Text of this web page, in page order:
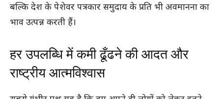
बल्कि देश के पेशेवर पत्रकार समुदाय के प्रति भी अवमानना का
भाव उत्पन्न करती हैं।
हर उपलब्धि में कमी ढूँढने की आदत और
राष्ट्रीय आत्मविश्वास